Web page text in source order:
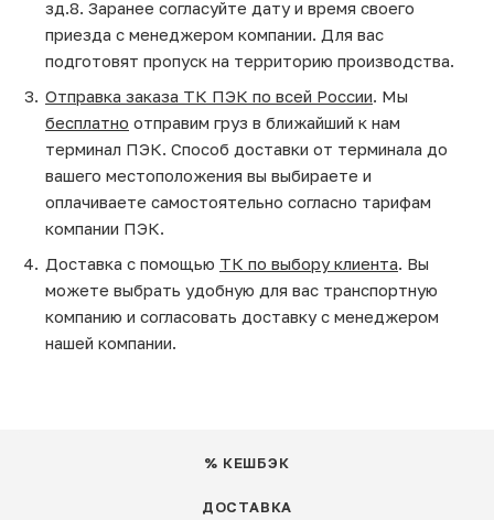
зд.8. Заранее согласуйте дату и время своего
приезда с менеджером компании. Для вас
подготовят пропуск на территорию производства.
Отправка заказа ТК ПЭК по всей России. Мы
бесплатно отправим груз в ближайший к нам
терминал ПЭК. Способ доставки от терминала до
вашего местоположения вы выбираете и
оплачиваете самостоятельно согласно тарифам
компании ПЭК.
Доставка с помощью ТК по выбору клиента. Вы
можете выбрать удобную для вас транспортную
компанию и согласовать доставку с менеджером
нашей компании.
% КЕШБЭК
ДОСТАВКА